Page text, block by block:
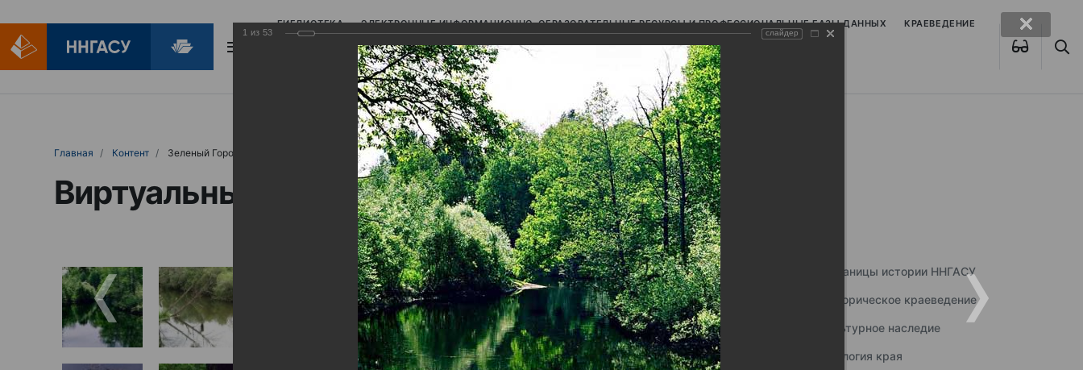
БИБЛИОТЕКА ЭЛЕКТРОННЫЕ ИНФОРМАЦИОННО-ОБРАЗОВАТЕЛЬНЫЕ РЕСУРСЫ И ПРОФЕССИОНАЛЬНЫЕ БАЗЫ ДАННЫХ КРАЕВЕДЕНИЕ
БИБЛИОПОМОЩЬ
Главная Контент Зеленый Город
Виртуальные выставки (фотоальбомы)
Страницы истории ННГАСУ
Историческое краеведение
Культурное наследие
Экология края
1 из 53 слайдер